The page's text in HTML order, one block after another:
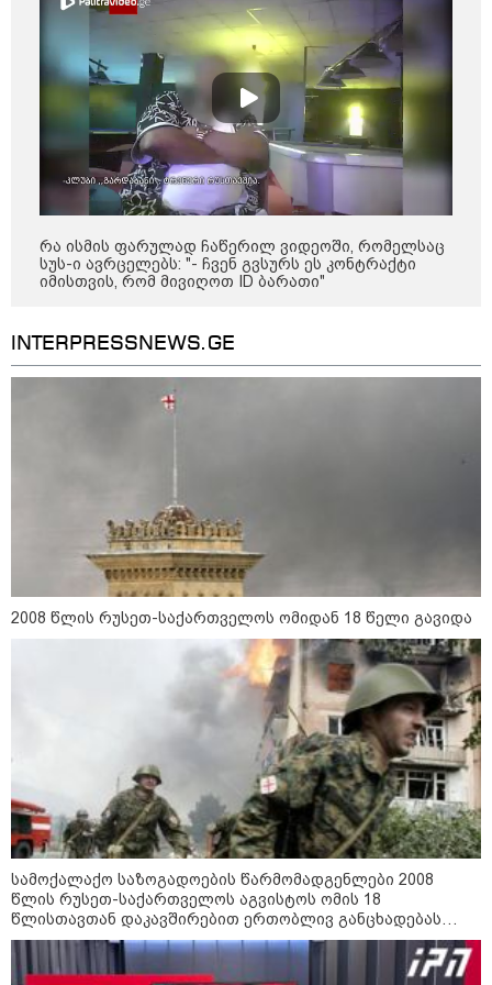
09:33 / 05-08-2026
"მამის მიერ ცოტნესთვის
დატოვებულ სახლში
თვითნებურად ცხოვრობს
ადამიანი, რომელიც ზვიადის
ანდერძში ერთი სიტყვითაც კი
არ არის მოხსენიებული" - ანა
ჯაბაური
09:32 / 05-08-2026
"4 დღე უწყლოდ და უპუროდ
გაატარეს, მათ სიცოცხლე
მეზღვაური წერს, რომ 36
მიგრანტი, მათ შორის, ორსული
გოგონა გადაარჩინა
12:20 / 04-08-2026
"როცა კანონიკიდან
გამომდინარე, მართებულად
"15 წლის წინ ჩადენილი
დანაშაული, 5-ჯერ შეცვლილი
მოსამართლე, 4-ჯერ თავიდან
დაწყებული საქმე... მადლობა
პროკურატურას, მათ გარეშე ეს
შედეგი არ დადგებოდა" - ქეთა
ხარძიანი
კატეგორიის ყველა სიახლე
ყველაზე კარგი/ცუდი ქვეყნები
ემიგრანტებისთვის 2026 წელს
2026 წლის ყველაზე გაყიდვადი
ავტომობილები - Focus2Move-ის
რეიტინგი
რა ისმის ფარულად ჩაწერილ ვიდეოში, რომელსაც
სუს-ი ავრცელებს: "- ჩვენ გვსურს ეს კონტრაქტი
იმისთვის, რომ მივიღოთ ID ბარათი"
INTERPRESSNEWS.GE
2008 წლის რუსეთ-საქართველოს ომიდან 18 წელი გავიდა
სამოქალაქო საზოგადოების წარმომადგენლები 2008
წლის რუსეთ-საქართველოს აგვისტოს ომის 18
წლისთავთან დაკავშირებით ერთობლივ განცხადებას
ავრცელებენ